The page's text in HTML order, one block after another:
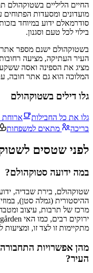
החיים הליליים בשטוקהולם
מועדונים ומסעדות
סודרמאלם ידוע במיוחד
בילוי לכל טעם וסגנון.
בשטוקהולם ישנם מספר
העיר העתיקה, מציעה רחובות
המלוכה הוא גם אתר חובה,
גלו דילים בשטוקהולם
גלו את כל החבילות ארוחת
בריכה
מתאים למשפחות
לפני שטסים
במה ידועה סטוקהולם?
שטוקהולם, בירת שבדיה,
ההיסטורית (גמלה סטן),
מרכז של תרבות, עיצוב
מתקיימות זו לצד זו,
מהן אפשרויות
העיר?